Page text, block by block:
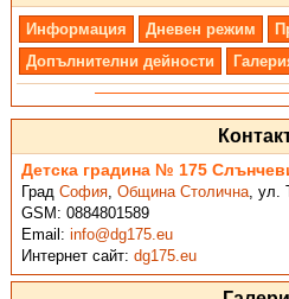
Информация Дневен режим
Допълнителни дейности
Детска градина № 175
ГрадСофия,Община Столична,ул.
GSM:0884801589
Email:info@dg175.eu
Интернет сайт:dg175.eu